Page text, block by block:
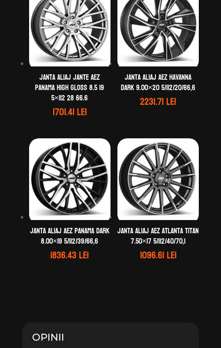
Janta aliaj Jante AEZ
Panama high gloss 8.5 19
5×112 28 66.6
1701.41lei
Janta aliaj AEZ Havanna
dark 9.00×20 5/112/20/66,6
2231.71lei
Janta aliaj AEZ Panama dark
8.00×19 5/112/39/66,6
1836.43lei
Janta aliaj AEZ Atlanta titan
7.50×17 5/112/40/70,1
1096.61lei
OPINII